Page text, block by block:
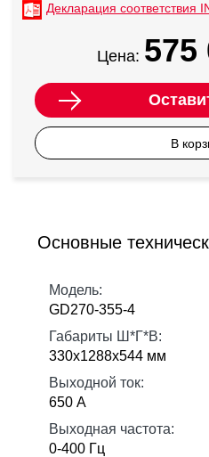
Декларация соответствия
Цена: 575
В
Основные
Модель:
GD270-355-4
Габариты Ш*Г*В:
330х1288х544 мм
Выходной ток:
650 А
Выходная частота:
0-400 Гц